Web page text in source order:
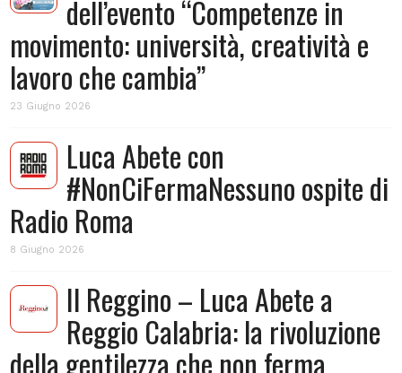
dell’evento “Competenze in
movimento: università, creatività e
lavoro che cambia”
23 Giugno 2026
Luca Abete con
#NonCiFermaNessuno ospite di
Radio Roma
8 Giugno 2026
Il Reggino – Luca Abete a
Reggio Calabria: la rivoluzione
della gentilezza che non ferma